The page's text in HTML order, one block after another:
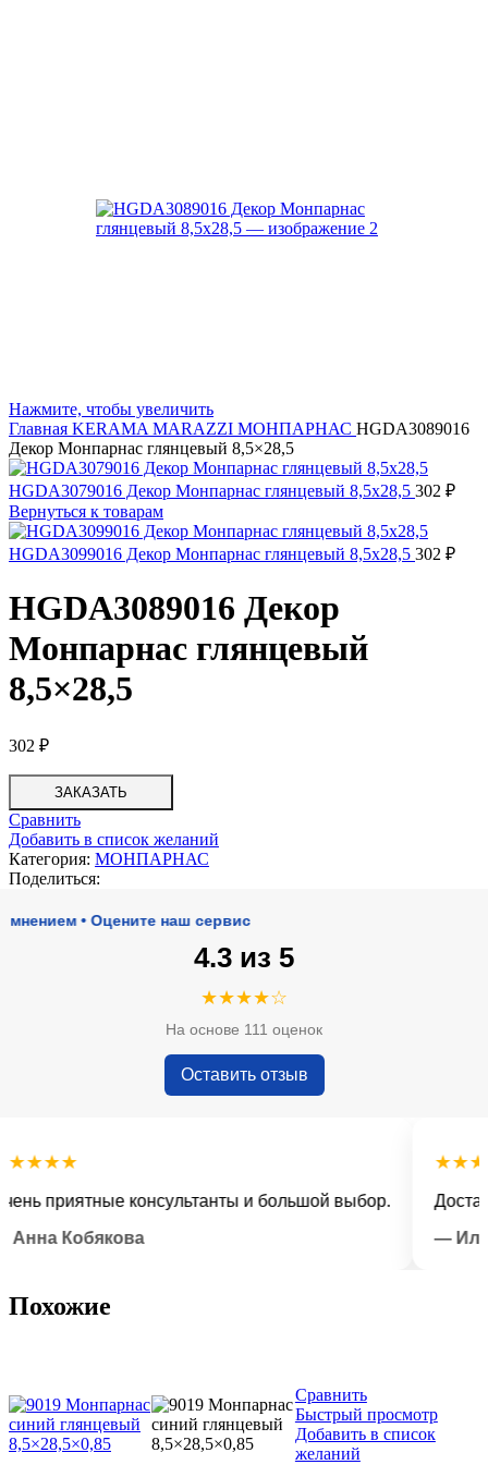
Нажмите, чтобы увеличить
Главная KERAMA MARAZZI МОНПАРНАС HGDA3089016
Декор Монпарнас глянцевый 8,5×28,5
HGDA3079016 Декор Монпарнас глянцевый 8,5x28,5 302 ₽
Вернуться к товарам
HGDA3099016 Декор Монпарнас глянцевый 8,5x28,5 302 ₽
HGDA3089016 Декор
Монпарнас глянцевый
8,5×28,5
302 ₽
ЗАКАЗАТЬ
Сравнить
Добавить в список желаний
Категория: МОНПАРНАС
Поделиться:
• Оцените наш сервис
4.3 из 5
★★★★☆
На основе 111 оценок
Оставить отзыв
приятные консультанты и большой выбор.
Кобякова
★★★★★
Доставка
— Илья
Похожие
Сравнить
Быстрый просмотр
Добавить в список
желаний